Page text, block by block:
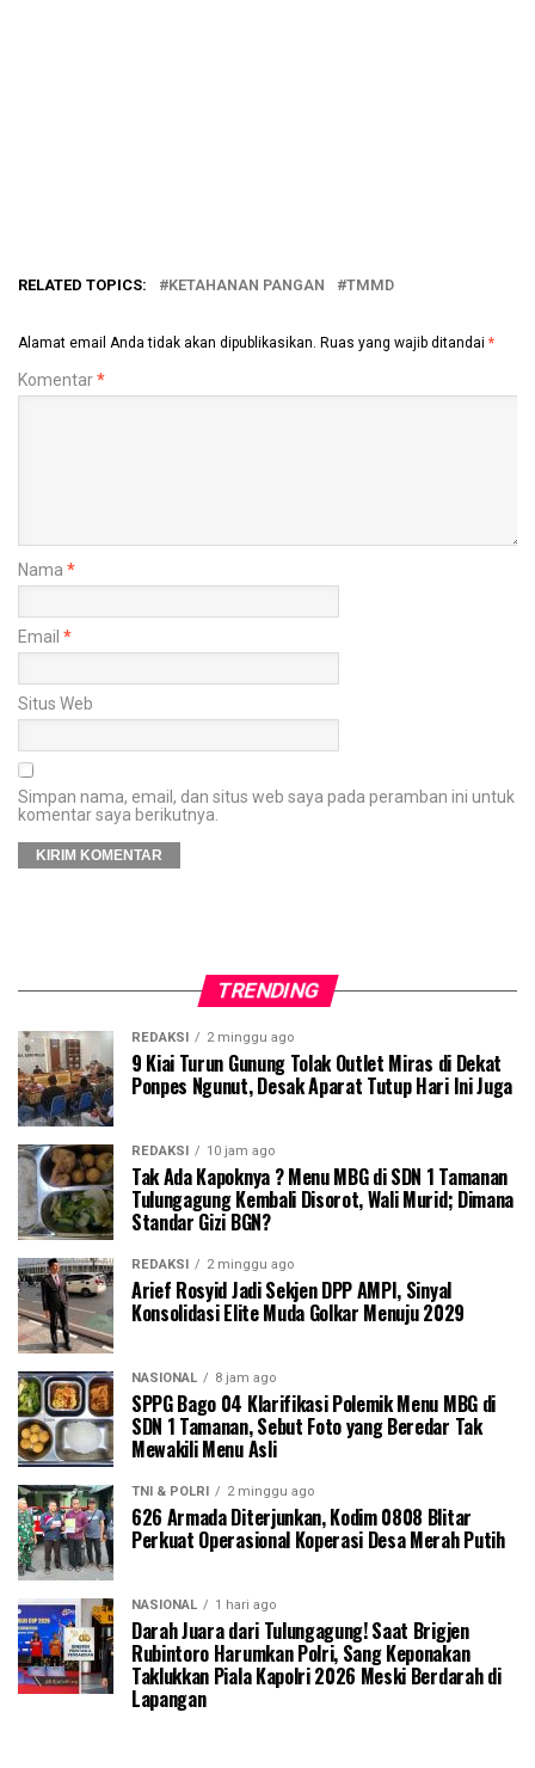
RELATED TOPICS: KETAHANAN PANGAN TMMD
Alamat email Anda tidak akan dipublikasikan. Ruas yang wajib ditandai *
Komentar*
Nama *
Email *
Situs Web
Simpan nama, email, dan situs web saya pada peramban ini untuk
komentar saya berikutnya.
TRENDING
REDAKSI 2 minggu ago
9 Kiai Turun Gunung Tolak Outlet Miras di Dekat
Ponpes Ngunut, Desak Aparat Tutup Hari Ini Juga
REDAKSI 10 jam ago
Tak Ada Kapoknya ? Menu MBG di SDN 1 Tamanan
Tulungagung Kembali Disorot, Wali Murid; Dimana
Standar Gizi BGN?
REDAKSI 2 minggu ago
Arief Rosyid Jadi Sekjen DPP AMPI, Sinyal
Konsolidasi Elite Muda Golkar Menuju 2029
NASIONAL 8 jam ago
SPPG Bago 04 Klarifikasi Polemik Menu MBG di
SDN 1 Tamanan, Sebut Foto yang Beredar Tak
Mewakili Menu Asli
TNI & POLRI 2 minggu ago
626 Armada Diterjunkan, Kodim 0808 Blitar
Perkuat Operasional Koperasi Desa Merah Putih
NASIONAL 1 hari ago
Darah Juara dari Tulungagung! Saat Brigjen
Rubintoro Harumkan Polri, Sang Keponakan
Taklukkan Piala Kapolri 2026 Meski Berdarah di
Lapangan